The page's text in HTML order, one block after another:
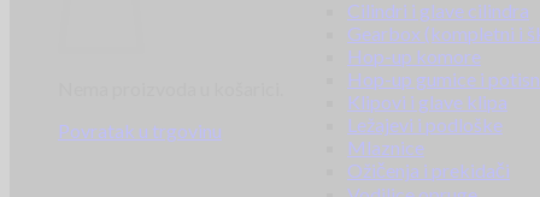
Povratak u trgovinu
Cilindri i glave cilindra
Gearbox (kompletni i
Hop-up komore
Hop-up gumice i
Klipovi i glave klipa
Ležajevi i podloške
Mlaznice
Ožičenja i prekidači